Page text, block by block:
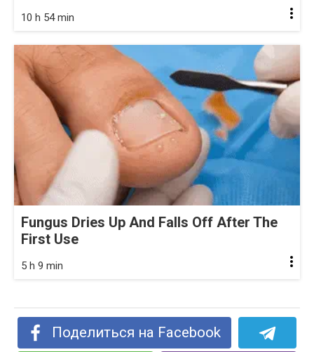
10 h 54 min
Fungus Dries Up And Falls Off After The
First Use
5 h 9 min
Поделиться на Facebook